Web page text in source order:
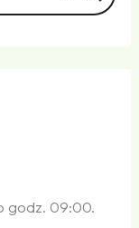
godz. 09:00.